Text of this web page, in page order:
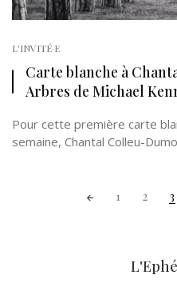
L'INVITÉ·E
Carte blanche à
Arbres de Michael
Pour cette première carte
semaine, Chantal Colleu-
1 2 3